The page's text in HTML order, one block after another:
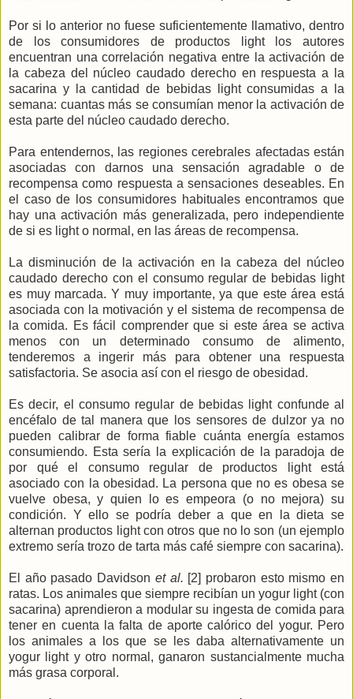
Por si lo anterior no fuese suficientemente llamativo, dentro
de los consumidores de productos light los autores
encuentran una correlación negativa entre la activación de
la cabeza del núcleo caudado derecho en respuesta a la
sacarina y la cantidad de bebidas light consumidas a la
semana: cuantas más se consumían menor la activación de
esta parte del núcleo caudado derecho.
Para entendernos, las regiones cerebrales afectadas están
asociadas con darnos una sensación agradable o de
recompensa como respuesta a sensaciones deseables. En
el caso de los consumidores habituales encontramos que
hay una activación más generalizada, pero independiente
de si es light o normal, en las áreas de recompensa.
La disminución de la activación en la cabeza del núcleo
caudado derecho con el consumo regular de bebidas light
es muy marcada. Y muy importante, ya que este área está
asociada con la motivación y el sistema de recompensa de
la comida. Es fácil comprender que si este área se activa
menos con un determinado consumo de alimento,
tenderemos a ingerir más para obtener una respuesta
satisfactoria. Se asocia así con el riesgo de obesidad.
Es decir, el consumo regular de bebidas light confunde al
encéfalo de tal manera que los sensores de dulzor ya no
pueden calibrar de forma fiable cuánta energía estamos
consumiendo. Esta sería la explicación de la paradoja de
por qué el consumo regular de productos light está
asociado con la obesidad. La persona que no es obesa se
vuelve obesa, y quien lo es empeora (o no mejora) su
condición. Y ello se podría deber a que en la dieta se
alternan productos light con otros que no lo son (un ejemplo
extremo sería trozo de tarta más café siempre con sacarina).
El año pasado Davidson et al. [2] probaron esto mismo en
ratas. Los animales que siempre recibían un yogur light (con
sacarina) aprendieron a modular su ingesta de comida para
tener en cuenta la falta de aporte calórico del yogur. Pero
los animales a los que se les daba alternativamente un
yogur light y otro normal, ganaron sustancialmente mucha
más grasa corporal.